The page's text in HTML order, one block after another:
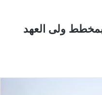
بمخطط ولى العهد